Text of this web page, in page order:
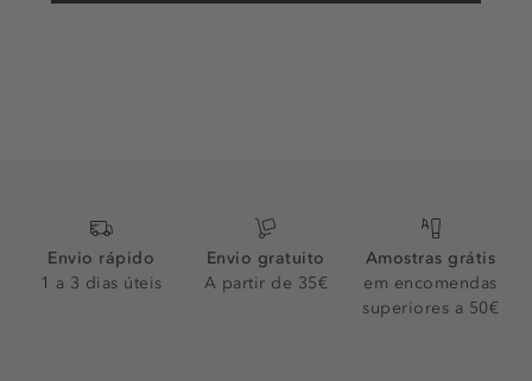
Envio rápido
1 a 3 dias úteis
Envio gratuito
A partir de 35€
Amostras grátis
em encomendas
superiores a 50€